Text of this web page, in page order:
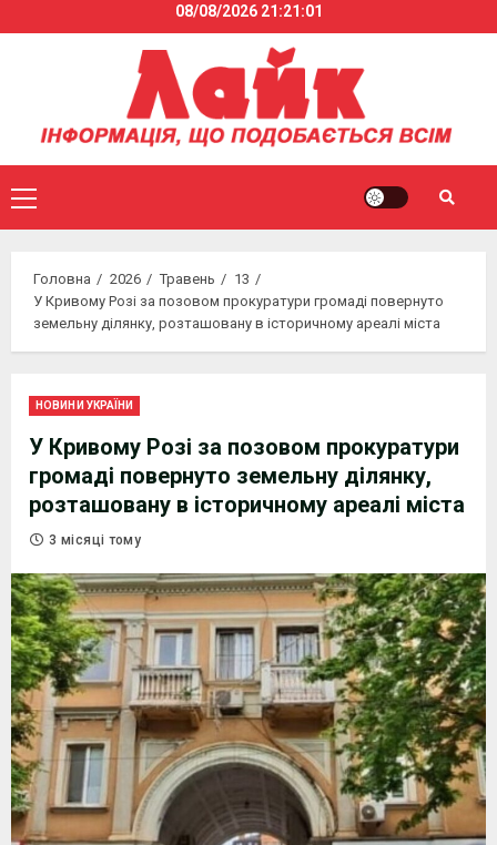
to
08/08/2026 21:21:01
Primary
Menu
Головна 2026 Травень
13
У Кривому Розі за позовом прокуратури громаді повернуто
земельну ділянку, розташовану в історичному ареалі міста
НОВИНИ УКРАЇНИ
У Кривому Розі за позовом прокуратури
громаді повернуто земельну ділянку,
розташовану в історичному ареалі міста
3 місяці тому